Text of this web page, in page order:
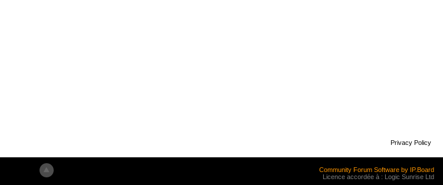
Privacy Policy
Community Forum Software by IP.Board
Licence accordée à : Logic Sunrise Ltd